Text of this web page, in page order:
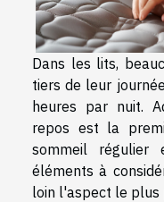
Dans les lits,
tiers de leur
heures par nuit.
repos est la
sommeil
éléments à
loin l'aspect le plus